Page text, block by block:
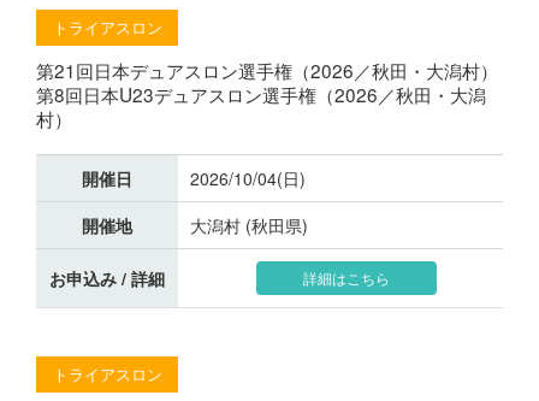
トライアスロン
第21回日本デュアスロン選手権（2026／秋田・大潟村）
第8回日本U23デュアスロン選手権（2026／秋田・大潟
村）
開催日
2026/10/04(日)
開催地
大潟村 (秋田県)
お申込み / 詳細 詳細はこちら
トライアスロン